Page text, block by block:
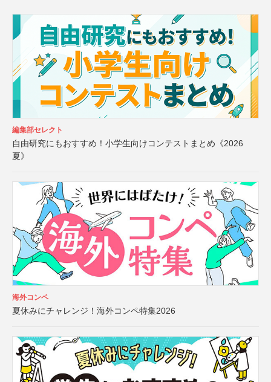
編集部セレクト
自由研究にもおすすめ！小学生向けコンテストまとめ《2026
夏》
海外コンペ
夏休みにチャレンジ！海外コンペ特集2026